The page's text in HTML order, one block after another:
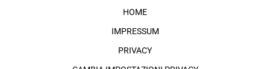
HOME
IMPRESSUM
PRIVACY